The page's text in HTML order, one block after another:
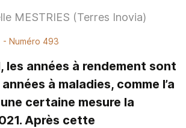
MESTRIES (Terres Inovia)
- Numéro 493
les années à rendement sont
à maladies, comme l’a
certaine mesure la
Après cette